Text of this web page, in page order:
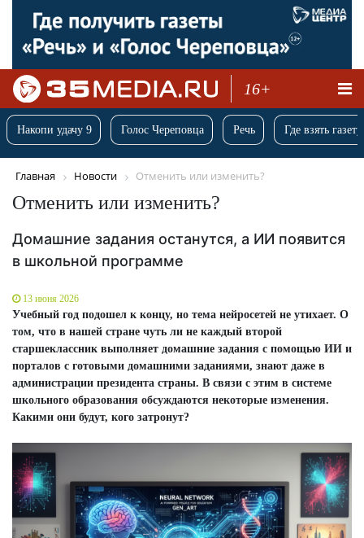
16+
Накопи удачу 9 Голос Череповца Речь Где взять
Главная Новости Отменить или изменить?
Отменить или изменить?
Домашние задания останутся, а ИИ появится
в школьной программе
13 июня 2026
Учебный год подошел к концу, но тема нейросетей не утихает. О
том, что в нашей стране чуть ли не каждый второй
старшеклассник выполняет домашние задания с помощью ИИ и
порталов с готовыми домашними заданиями, знают даже в
администрации президента страны. В связи с этим в системе
школьного образования обсуждаются некоторые изменения.
Какими они будут, кого затронут?